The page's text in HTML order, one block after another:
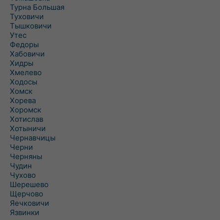
Турна Большая
Туховичи
Тышковичи
Утес
Федоры
Хабовичи
Хидры
Хмелево
Ходосы
Хомск
Хорева
Хоромск
Хотислав
Хотыничи
Чернавчицы
Черни
Черняны
Чудин
Чухово
Шерешево
Щерчово
Яечковичи
Язвинки